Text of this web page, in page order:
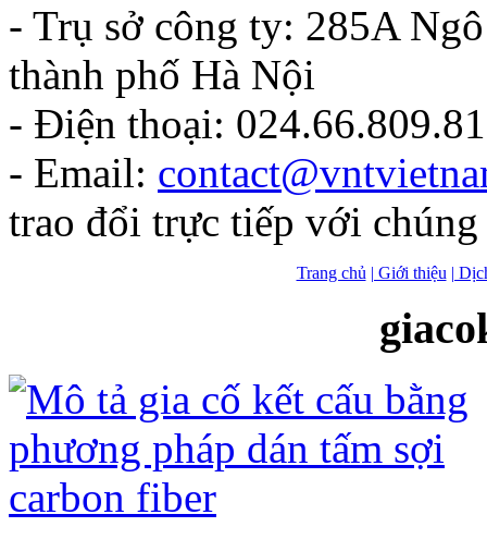
- Trụ sở công ty: 285A
thành phố Hà Nội
- Điện thoại:
- Email:
trao đổi trực tiếp với
Trang chủ | Giới thiệu |